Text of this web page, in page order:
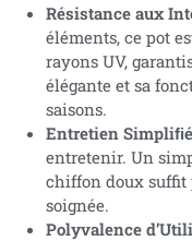
Résistance aux
éléments, ce pot
rayons UV,
élégante et sa
saisons.
Entretien
entretenir. Un
chiffon doux suffit
soignée.
Polyvalence